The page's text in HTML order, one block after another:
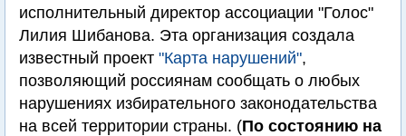
исполнительный директор ассоциации "Голос"
Лилия Шибанова. Эта организация создала
известный проект "Карта нарушений",
позволяющий россиянам сообщать о любых
нарушениях избирательного законодательства
на всей территории страны. (По состоянию на